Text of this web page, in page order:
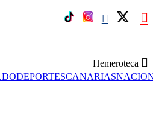
Hemeroteca
DEPORTESCANARIAS